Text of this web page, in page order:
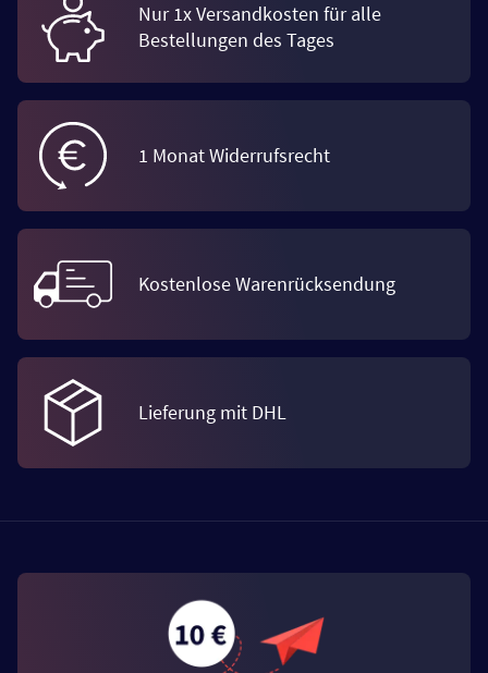
Nur 1x Versandkosten für alle
Bestellungen des Tages
1 Monat Widerrufsrecht
Kostenlose Warenrücksendung
Lieferung mit DHL